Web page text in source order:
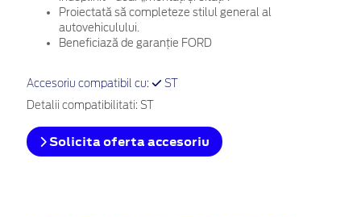
Proiectată să completeze stilul general al
autovehiculului.
Beneficiază de garanție FORD
Accesoriu compatibil cu: ST
Detalii compatibilitati: ST
Solicita oferta accesoriu